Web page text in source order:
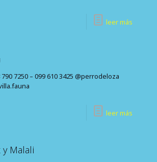
leer más
7250 – 099 610 3425 @perrodeloza
leer más
y Malali